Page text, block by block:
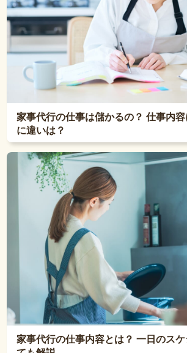
家事代行の仕事は儲かるの？ 仕事内
に違いは？
家事代行の仕事内容とは？ 一日のス